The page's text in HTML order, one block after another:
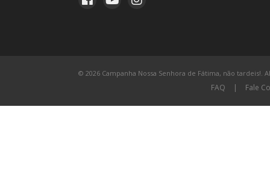
© 2026 Campanha Nossa Senhora de Fátima, não tardeis!.
FAQ | Fale